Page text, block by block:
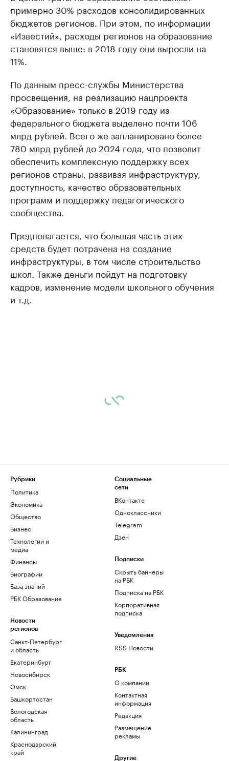
примерно 30% расходов консолидированных
бюджетов регионов. При этом, по информации
«Известий», расходы регионов на образование
становятся выше: в 2018 году они выросли на
11%.
По данным пресс-службы Министерства
просвещения, на реализацию нацпроекта
«Образование» только в 2019 году из
федерального бюджета выделено почти 106
млрд рублей. Всего же запланировано более
780 млрд рублей до 2024 года, что позволит
обеспечить комплексную поддержку всех
регионов страны, развивая инфраструктуру,
доступность, качество образовательных
программ и поддержку педагогического
сообщества.
Предполагается, что большая часть этих
средств будет потрачена на создание
инфраструктуры, в том числе строительство
школ. Также деньги пойдут на подготовку
кадров, изменение модели школьного обучения
и т.д.
Рубрики
Политика
Экономика
Общество
Бизнес
Технологии и
медиа
Финансы
Биографии
База знаний
РБК Образование
Новости
регионов
Санкт-Петербург
и область
Екатеринбург
Новосибирск
Омск
Башкортостан
Вологодская
область
Калининград
Краснодарский
край
Социальные
сети
ВКонтакте
Одноклассники
Telegram
Дзен
Подписки
Скрыть баннеры
на РБК
Подписка на РБК
Корпоративная
подписка
Уведомления
RSS Новости
РБК
О компании
Контактная
информация
Редакция
Размещение
рекламы
Другие